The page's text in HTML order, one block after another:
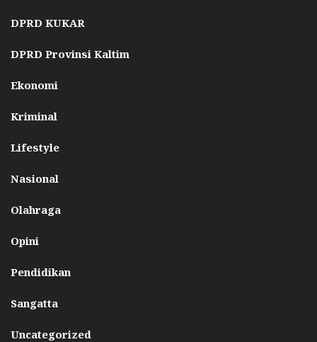
DPRD KUKAR
DPRD Provinsi Kaltim
Ekonomi
Kriminal
Lifestyle
Nasional
Olahraga
Opini
Pendidikan
Sangatta
Uncategorized